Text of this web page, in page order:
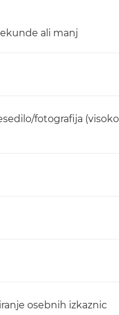
ali manj
fotografija
osebnih izkaznic